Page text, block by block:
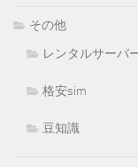
その他
レンタルサーバ
格安sim
豆知識